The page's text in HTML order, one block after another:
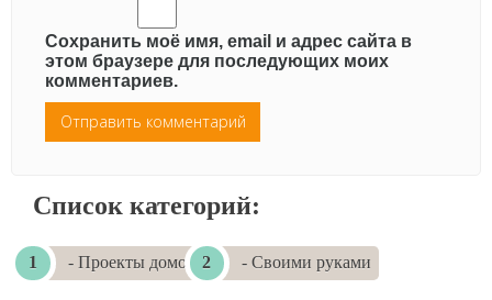
Сохранить моё имя, email и адрес сайта в
этом браузере для последующих моих
комментариев.
Список категорий:
- Проекты домов - Своими руками